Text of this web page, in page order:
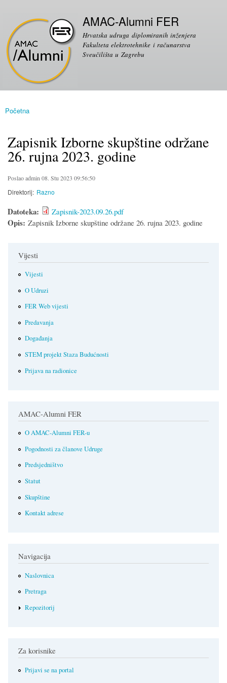
na
glavni
sadržaj
AMAC-Alumni FER
Hrvatska udruga diplomiranih inženjera
Fakulteta elektrotehnike i računarstva
Sveučilišta u Zagrebu
Vi ste ovdje
Početna
Zapisnik Izborne skupštine održane
26. rujna 2023. godine
Poslaoadmin 08. Stu 2023 09:56:50
Direktorij: Razno
Datoteka: Zapisnik-2023.09.26.pdf
Opis: Zapisnik Izborne skupštine održane 26. rujna 2023. godine
Vijesti
Vijesti
O Udruzi
FER Web vijesti
Predavanja
Događanja
STEM projekt Staza Budućnosti
Prijava na radionice
AMAC-Alumni FER
O AMAC-Alumni FER-u
Pogodnosti za članove Udruge
Predsjedništvo
Statut
Skupštine
Kontakt adrese
Navigacija
Naslovnica
Pretraga
Repozitorij
Za korisnike
Prijavi se na portal